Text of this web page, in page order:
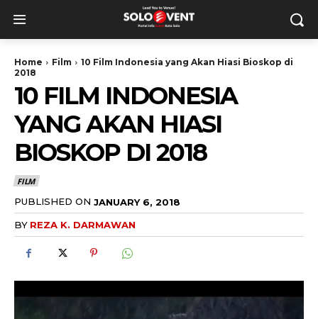
Home Film
10 Film Indonesia yang Akan Hiasi Bioskop di
2018
10 FILM INDONESIA
YANG AKAN HIASI
BIOSKOP DI 2018
FILM
PUBLISHED ON JANUARY 6, 2018
BY REZA K. DARMAWAN